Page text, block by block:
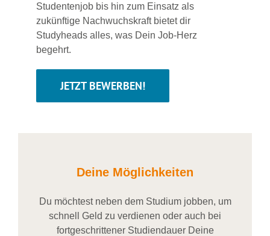
Studentenjob bis hin zum Einsatz als
zukünftige Nachwuchskraft bietet dir
Studyheads alles, was Dein Job-Herz
begehrt.
JETZT BEWERBEN!
Deine Möglichkeiten
Du möchtest neben dem Studium jobben, um
schnell Geld zu verdienen oder auch bei
fortgeschrittener Studiendauer Deine